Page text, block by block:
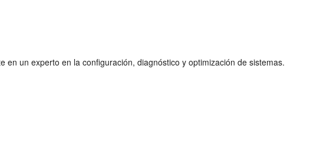
un experto en la configuración, diagnóstico y optimización de sistemas.